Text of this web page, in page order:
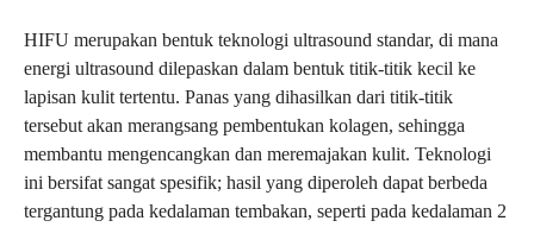
HIFU merupakan bentuk teknologi ultrasound standar, di mana
energi ultrasound dilepaskan dalam bentuk titik-titik kecil ke
lapisan kulit tertentu. Panas yang dihasilkan dari titik-titik
tersebut akan merangsang pembentukan kolagen, sehingga
membantu mengencangkan dan meremajakan kulit. Teknologi
ini bersifat sangat spesifik; hasil yang diperoleh dapat berbeda
tergantung pada kedalaman tembakan, seperti pada kedalaman 2